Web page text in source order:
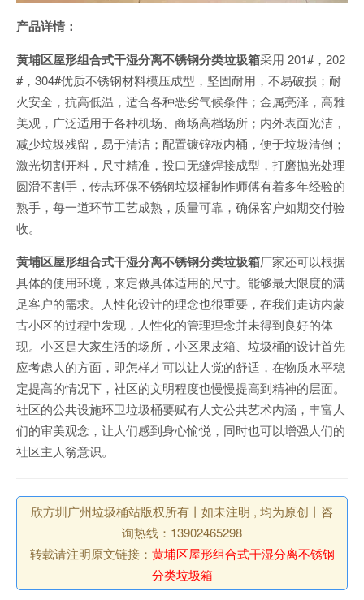
产品详情：
黄埔区屋形组合式干湿分离不锈钢分类垃圾箱采用 201#，202
#，304#优质不锈钢材料模压成型，坚固耐用，不易破损；耐
火安全，抗高低温，适合各种恶劣气候条件；金属亮泽，高雅
美观，广泛适用于各种机场、商场高档场所；内外表面光洁，
减少垃圾残留，易于清洁；配置镀锌板内桶，便于垃圾清倒；
激光切割开料，尺寸精准，投口无缝焊接成型，打磨抛光处理
圆滑不割手，传志环保不锈钢垃圾桶制作师傅有着多年经验的
熟手，每一道环节工艺成熟，质量可靠，确保客户如期交付验
收。
黄埔区屋形组合式干湿分离不锈钢分类垃圾箱厂家还可以根据
具体的使用环境，来定做具体适用的尺寸。能够最大限度的满
足客户的需求。人性化设计的理念也很重要，在我们走访内蒙
古小区的过程中发现，人性化的管理理念并未得到良好的体
现。小区是大家生活的场所，小区果皮箱、垃圾桶的设计首先
应考虑人的方面，即怎样才可以让人觉的舒适，在物质水平稳
定提高的情况下，社区的文明程度也慢慢提高到精神的层面。
社区的公共设施环卫垃圾桶要赋有人文公共艺术内涵，丰富人
们的审美观念，让人们感到身心愉悦，同时也可以增强人们的
社区主人翁意识。
欣方圳广州垃圾桶站版权所有丨如未注明 , 均为原创丨咨
询热线：13902465298
转载请注明原文链接： 黄埔区屋形组合式干湿分离不锈钢
分类垃圾箱